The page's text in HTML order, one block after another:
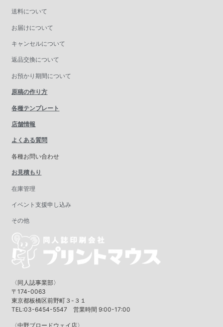
送料について
お届けについて
キャンセルについて
返品交換について
お預かり期間について
原稿の作り方
各種テンプレート
店舗情報
よくある質問
各種お問い合わせ
お見積もり
在庫管理
イベント支援申し込み
その他
〈同人誌事業部〉
〒174-0063
東京都板橋区前野町３-３１
TEL:03-6454-5547 営業時間 9:00-17:00
〈中野ブロードウェイ店〉